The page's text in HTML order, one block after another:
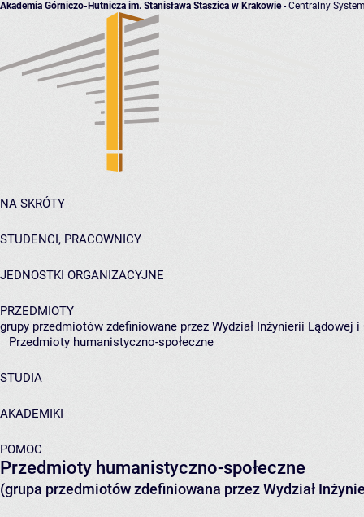
Akademia Górniczo-Hutnicza im. Stanisława Staszica w Krakowie- Centralny
NA SKRÓTY
STUDENCI, PRACOWNICY
JEDNOSTKI ORGANIZACYJNE
PRZEDMIOTY
grupy przedmiotów zdefiniowane przez Wydział Inżynierii Lądowej
Przedmioty humanistyczno-społeczne
STUDIA
AKADEMIKI
POMOC
Przedmioty humanistyczno-społeczne
(grupa przedmiotów zdefiniowana przez Wydział